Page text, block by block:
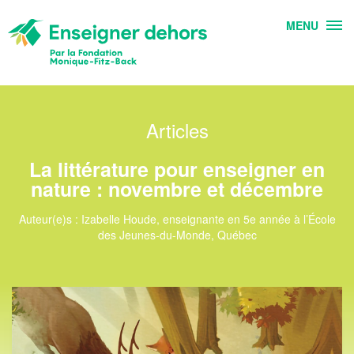
MENU
Articles
La littérature pour enseigner en
nature : novembre et décembre
Auteur(e)s : Izabelle Houde, enseignante en 5e année à l’École
des Jeunes-du-Monde, Québec